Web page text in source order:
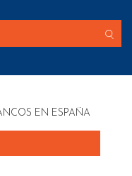
EN ESPAÑA